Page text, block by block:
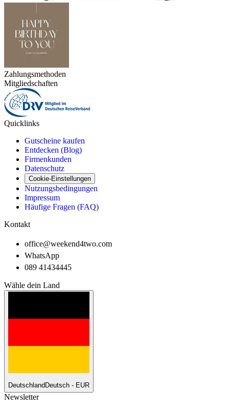
Zahlungsmethoden
Mitgliedschaften
Quicklinks
Gutscheine kaufen
Entdecken (Blog)
Firmenkunden
Datenschutz
Cookie-Einstellungen
Nutzungsbedingungen
Impressum
Häufige Fragen (FAQ)
Kontakt
office@weekend4two.com
WhatsApp
089 41434445
Wähle dein Land
Deutschland Deutsch - EUR
Newsletter